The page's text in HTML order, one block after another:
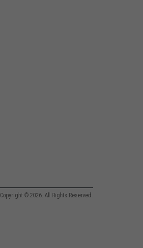
Copyright © 2026. All Rights Reserved.